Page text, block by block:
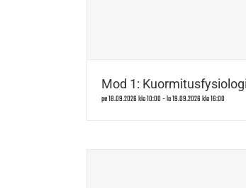
Mod 1:
pe 18.09.2026 klo 10:00-la 19.09.2026 klo 16:00